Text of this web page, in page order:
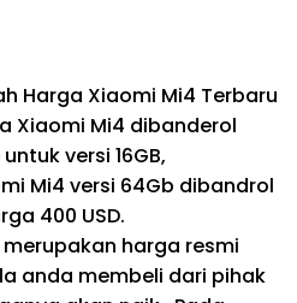
Harga Xiaomi Mi4 Terbaru
Xiaomi Mi4 dibanderol
versi 16GB,
Mi4 versi 64Gb dibandrol
400 USD.
harga resmi
anda membeli dari pihak